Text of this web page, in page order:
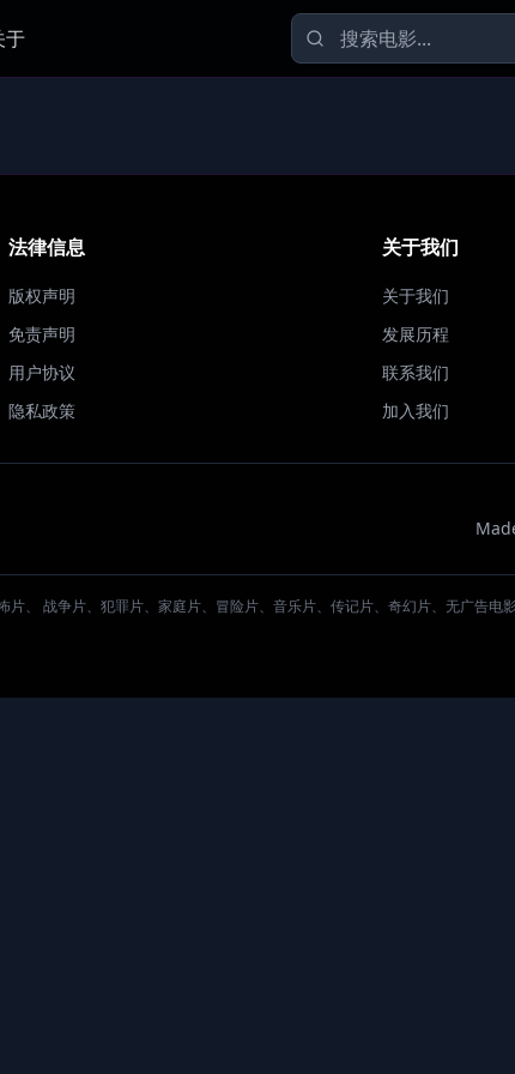
于
法律信息
版权声明
免责声明
用户协议
隐私政策
关于我们
关于我们
发展历程
联系我们
加入我们
、 战争片、犯罪片、家庭片、冒险片、音乐片、传记片、奇幻片、无广告电